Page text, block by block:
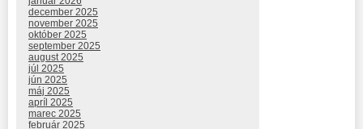
december 2025
november 2025
október 2025
september 2025
august 2025
júl 2025
jún 2025
máj 2025
apríl 2025
marec 2025
február 2025